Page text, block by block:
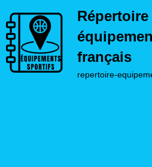
Répertoire
français
repertoire-